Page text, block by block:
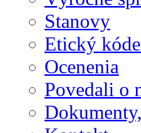
Stanovy
Etický
Ocenenia
Povedali o